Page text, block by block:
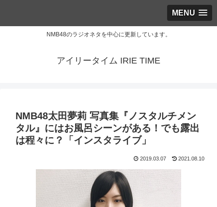
MENU
NMB48のラジオネタを中心に更新しています。
アイリータイム IRIE TIME
NMB48太田夢莉 写真集『ノスタルチメン
タル』にはお風呂シーンがある！でも露出
は程々に？「インスタライブ」
2019.03.07 2021.08.10